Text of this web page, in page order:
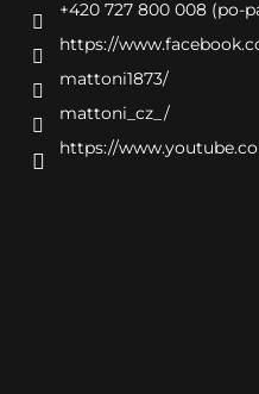
+420 727 800 008 (po-
https://
mattoni1873/
mattoni_cz_/
https://